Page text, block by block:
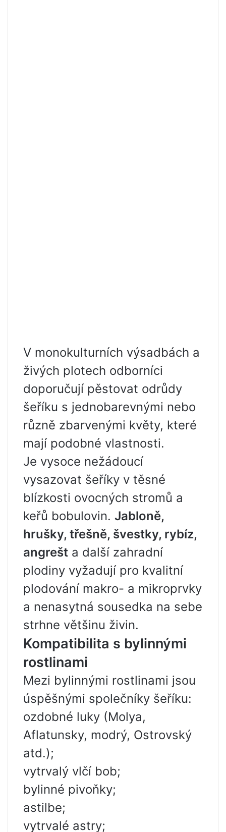
V monokulturních výsadbách a
živých plotech odborníci
doporučují pěstovat odrůdy
šeříku s jednobarevnými nebo
různě zbarvenými květy, které
mají podobné vlastnosti.
Je vysoce nežádoucí
vysazovat šeříky v těsné
blízkosti ovocných stromů a
keřů bobulovin. Jabloně,
hrušky, třešně, švestky, rybíz,
angrešt a další zahradní
plodiny vyžadují pro kvalitní
plodování makro- a mikroprvky
a nenasytná sousedka na sebe
strhne většinu živin.
Kompatibilita s bylinnými
rostlinami
Mezi bylinnými rostlinami jsou
úspěšnými společníky šeříku:
ozdobné luky (Molya,
Aflatunsky, modrý, Ostrovský
atd.);
vytrvalý vlčí bob;
bylinné pivoňky;
astilbe;
vytrvalé astry;